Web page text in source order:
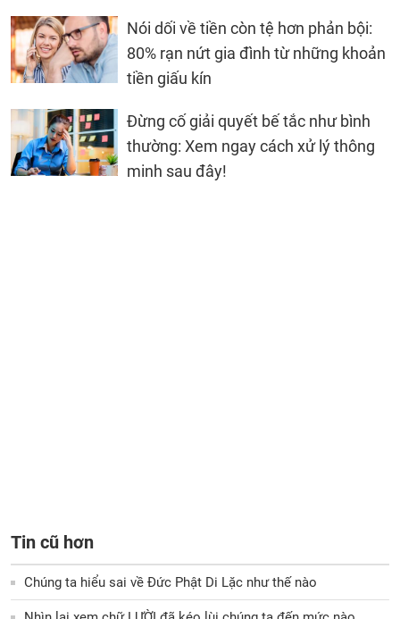
Nói dối về tiền còn tệ hơn phản bội:
80% rạn nứt gia đình từ những khoản
tiền giấu kín
Đừng cố giải quyết bế tắc như bình
thường: Xem ngay cách xử lý thông
minh sau đây!
Tin cũ hơn
Chúng ta hiểu sai về Đức Phật Di Lặc như thế nào